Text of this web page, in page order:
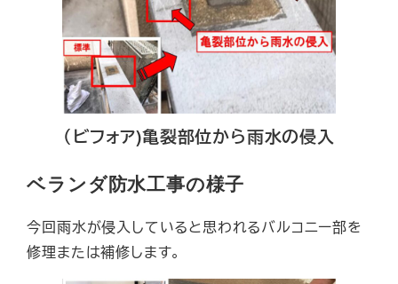
（ビフォア)亀裂部位から雨水の侵入
ベランダ防水工事の様子
今回雨水が侵入していると思われるバルコニー部を
修理または補修します。